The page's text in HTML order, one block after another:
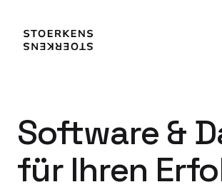
Software &
für Ihren